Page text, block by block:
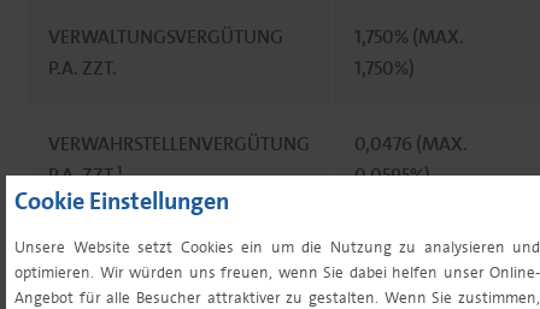
Cookie Einstellungen
Unsere Website setzt Cookies ein um die Nutzung zu analysieren und
optimieren. Wir würden uns freuen, wenn Sie dabei helfen unser Online-
Angebot für alle Besucher attraktiver zu gestalten. Wenn Sie zustimmen,
VERWALTUNGSVERGÜTUNG
P.A. ZZT.
1,750% (MAX.
1,750%)
VERWAHRSTELLENVERGÜTUNG
P.A. ZZT.¹
0,0476 (MAX.
0,0595%)
VERWAHRSTELLE
MINDESTVERGÜTUNG P.A.¹
11.900 EUR